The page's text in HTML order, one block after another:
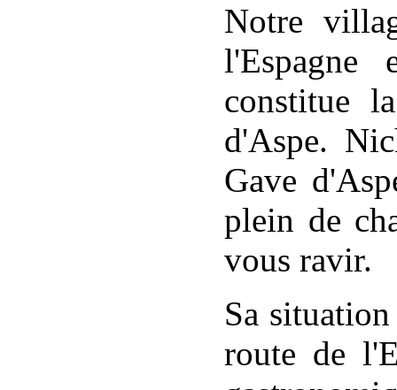
Notre
constitue
d'Aspe.
Gave
plein de
vous ravir.
Sa
route de